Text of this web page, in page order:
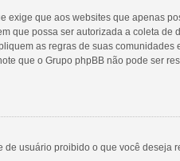
exige que aos websites que apenas
que possa ser autorizada a coleta
as regras de suas
que o Grupo phpBB não pode ser
usuário proibido o que você